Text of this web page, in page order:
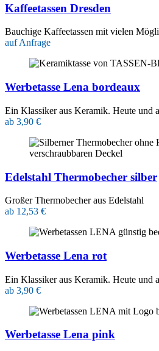
Kaffeetassen Dresden
Bauchige Kaffeetassen mit vielen
auf Anfrage
Werbetasse Lena bordeaux
Ein Klassiker aus Keramik. Heute und
ab 3,90 €
Edelstahl Thermobecher silber
Großer Thermobecher aus Edelstahl
ab 12,53 €
Werbetasse Lena rot
Ein Klassiker aus Keramik. Heute und
ab 3,90 €
Werbetasse Lena pink